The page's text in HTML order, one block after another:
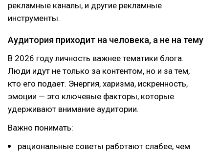
рекламные каналы, и другие рекламные
инструменты.
Аудитория приходит на человека, а не на тему
В 2026 году личность важнее тематики блога.
Люди идут не только за контентом, но и за тем,
кто его подает. Энергия, харизма, искренность,
эмоции — это ключевые факторы, которые
удерживают внимание аудитории.
Важно понимать:
рациональные советы работают слабее, чем